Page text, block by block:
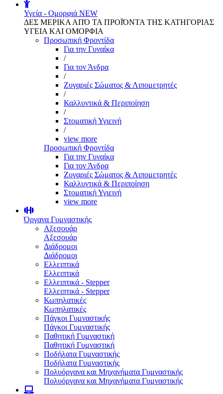
Υγεία - Ομορφιά NEW
ΔΕΣ ΜΕΡΙΚΑ ΑΠΌ ΤΑ ΠΡΟΪΌΝΤΑ ΤΗΣ ΚΑΤΗΓΟΡΙΑΣ
ΥΓΕΙΑ ΚΑΙ ΟΜΟΡΦΙΑ
Προσωπική Φροντίδα
Για την Γυναίκα
/
Για τον Άνδρα
/
Ζυγαριές Σώματος & Λιπομετρητές
/
Καλλυντικά & Περιποίηση
/
Στοματική Υγιεινή
/
view more
Προσωπική Φροντίδα
Για την Γυναίκα
Για τον Άνδρα
Ζυγαριές Σώματος & Λιπομετρητές
Καλλυντικά & Περιποίηση
Στοματική Υγιεινή
view more
Όργανα Γυμναστικής
Αξεσουάρ
Αξεσουάρ
Διάδρομοι
Διάδρομοι
Ελλειπτικά
Ελλειπτικά
Ελλειπτικά - Stepper
Ελλειπτικά - Stepper
Κωπηλατικές
Κωπηλατικές
Πάγκοι Γυμναστικής
Πάγκοι Γυμναστικής
Παθητική Γυμναστική
Παθητική Γυμναστική
Ποδήλατα Γυμναστικής
Ποδήλατα Γυμναστικής
Πολυόργανα και Μηχανήματα Γυμναστικής
Πολυόργανα και Μηχανήματα Γυμναστικής